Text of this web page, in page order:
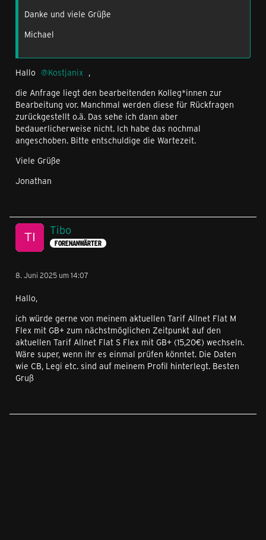
Danke und viele Grüße
Michael
Hallo Kostjanix ,
die Anfrage liegt den bearbeitenden Kolleg*innen zur
Bearbeitung vor. Manchmal werden diese für Rückfragen
zurückgestellt o.ä. Das sehe ich dann aber
bedauerlicherweise nicht. Ich habe das nochmal
angeschoben. Bitte entschuldige die Wartezeit.
Viele Grüße
Jonathan
Tibo
FORENANWÄRTER
8. Juni 2025 um 14:07
Hallo,
ich würde gerne von meinem aktuellen Tarif Allnet Flat M
Flex mit GB+ zum nächstmöglichen Zeitpunkt auf den
aktuellen Tarif Allnet Flat S Flex mit GB+ (15,20€) wechseln.
Wäre super, wenn ihr es einmal prüfen könntet. Die Daten
wie CB, Legi etc. sind auf meinem Profil hinterlegt. Besten
Gruß